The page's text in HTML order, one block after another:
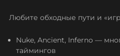
Любите обходные пути и
Nuke, Ancient, Inferno —
таймингов